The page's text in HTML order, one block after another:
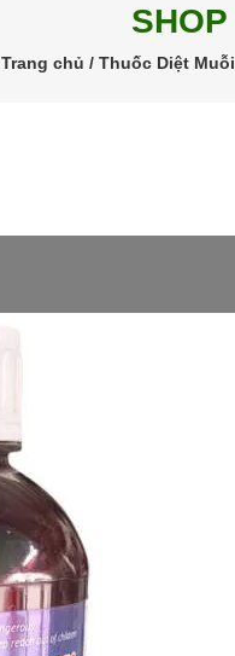
SHOP
Trang chủ / Thuốc Diệt Muỗi